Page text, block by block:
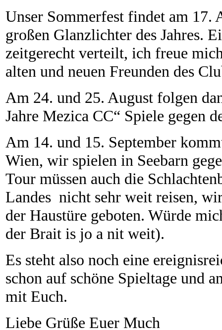
Unser Sommerfest findet am 17.
großen Glanzlichter des Jahres.
zeitgerecht verteilt, ich freue
alten und neuen Freunden des
Am 24. und 25. August folgen
Jahre Mezica CC“ Spiele gegen
Am 14. und 15. September
Wien, wir spielen in Seebarn
Tour müssen auch die
Landes nicht sehr weit reisen,
der Haustüre geboten. Würde
der Brait is jo a nit weit).
Es steht also noch eine
schon auf schöne Spieltage und
mit Euch.
Liebe Grüße Euer Much